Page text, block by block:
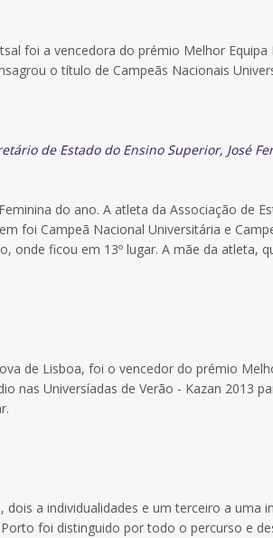
foi a vencedora do prémio Melhor Equipa
o título de Campeãs Nacionais
de Estado do Ensino Superior, José
do ano. A atleta da Associação de
foi Campeã Nacional Universitária e
onde ficou em 13º lugar. A mãe da atleta,
de Lisboa, foi o vencedor do prémio
nas Universíadas de Verão - Kazan 2013
a individualidades e um terceiro a uma
foi distinguido por todo o percurso e